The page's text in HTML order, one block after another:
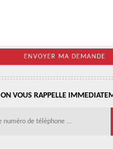
ON VOUS RAPPELLE